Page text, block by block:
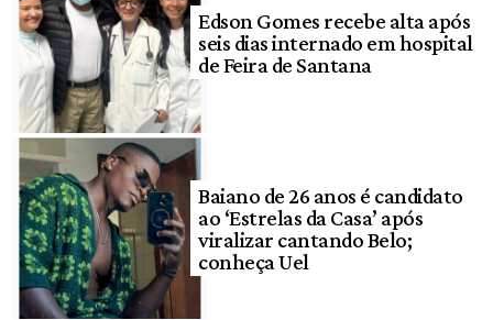
Edson Gomes recebe alta após
seis dias internado em hospital
de Feira de Santana
Baiano de 26 anos é candidato
ao ‘Estrelas da Casa’ após
viralizar cantando Belo;
conheça Uel